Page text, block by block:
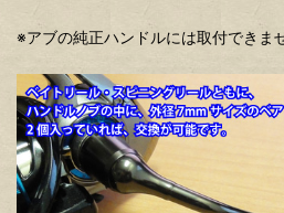
※アブの純正ハンドルには取付できま